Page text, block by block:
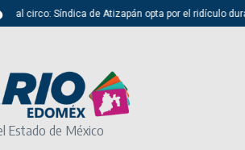
Síndica de Atizapán opta por el ridículo durante
Estado de México